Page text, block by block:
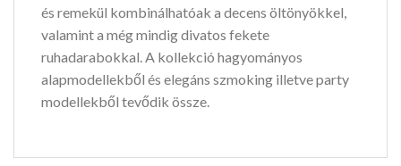
és remekül kombinálhatóak a decens öltönyökkel,
valamint a még mindig divatos fekete
ruhadarabokkal. A kollekció hagyományos
alapmodellekből és elegáns szmoking illetve party
modellekből tevődik össze.